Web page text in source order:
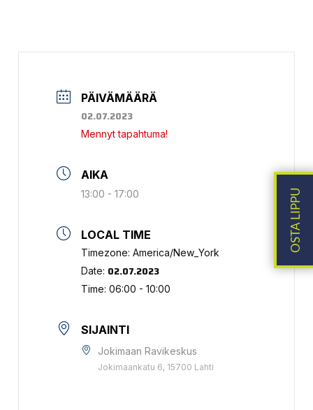
PÄIVÄMÄÄRÄ
02.07.2023
Mennyt tapahtuma!
AIKA
13:00 - 17:00
LOCAL TIME
Timezone:America/New_York
Date: 02.07.2023
Time:06:00 - 10:00
SIJAINTI
Jokimaan Ravikeskus
Jokimaankatu 6, 15700 Lahti